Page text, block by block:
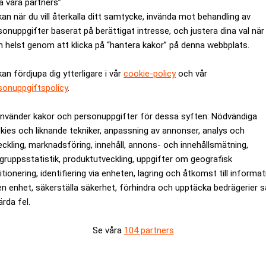
våra partners”.
när du vill återkalla ditt samtycke, invända mot behandling av
baserat på berättigat intresse, och justera dina val när
helst genom att klicka på “hantera kakor” på denna webbplats.
fördjupa dig ytterligare i vår cookie-policyoch vår
.
kakor och personuppgifter för dessa syften: Nödvändiga
och liknande tekniker, anpassning av annonser, analys och
marknadsföring, innehåll, annons- och innehållsmätning,
produktutveckling, uppgifter om geografisk
identifiering via enheten, lagring och åtkomst till
enhet, säkerställa säkerhet, förhindra och upptäcka bedrägerier
fel.
Se våra 104 partners
sanktionerefter invasionen av Ukraina har ryska
av exporten, har stoppat importen helt. Försöken att styra
har ökat, men inte tillräckligt för att kompensera för
termiskt kol rasat till de lägsta nivåerna på flera år,
för att behålla tillgången till